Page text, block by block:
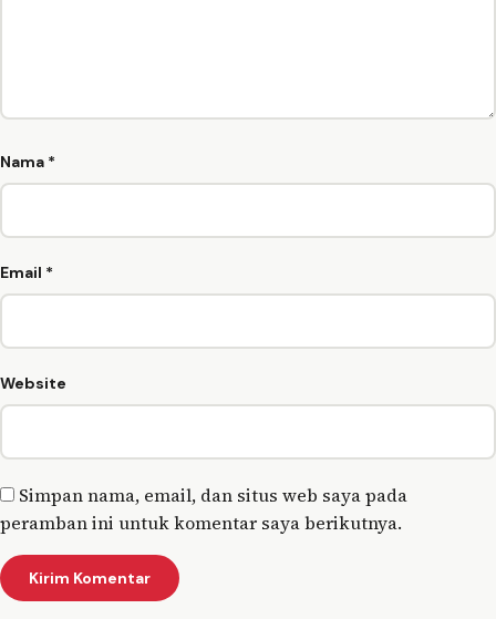
Nama *
Email *
Website
Simpan nama, email, dan situs web saya pada
peramban ini untuk komentar saya berikutnya.